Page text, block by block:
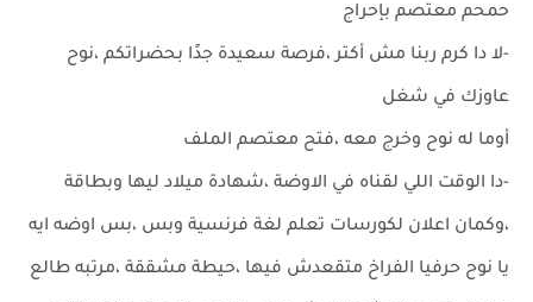
حمحم معتصم بإحراج
-لا دا كرم ربنا مش أكتر ،فرصة سعيدة جدًا بحضراتكم ،نوح
عاوزك في شغل
أوما له نوح وخرج معه ،فتح معتصم الملف
-دا الوقت اللي لقناه في الاوضة ،شهادة ميلاد ليها وبطاقة
،وكمان اعلان لكورسات تعلم لغة فرنسية وبس ،بس اوضه ايه
يا نوح حرفيا الفراخ متقعدش فيها ،حيطة مشققة ،مرتبه طالع